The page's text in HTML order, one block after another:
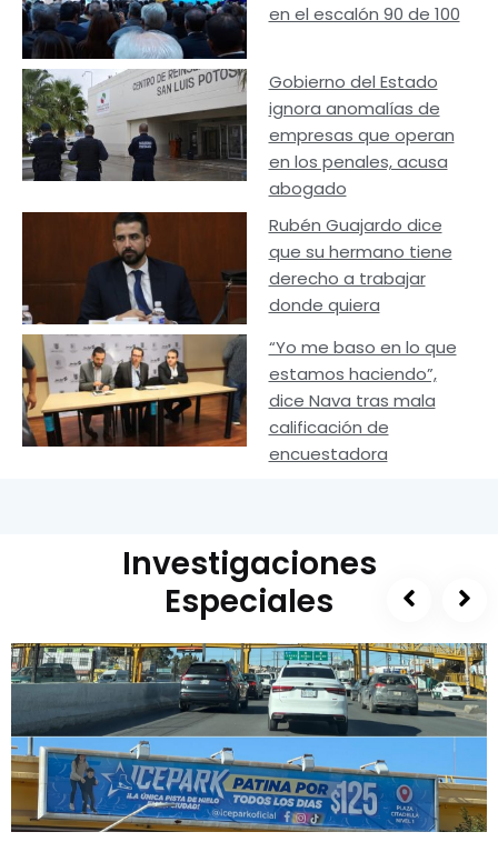
en el escalón 90 de 100
Gobierno del Estado
ignora anomalías de
empresas que operan
en los penales, acusa
abogado
Rubén Guajardo dice
que su hermano tiene
derecho a trabajar
donde quiera
“Yo me baso en lo que
estamos haciendo”,
dice Nava tras mala
calificación de
encuestadora
Investigaciones
Especiales